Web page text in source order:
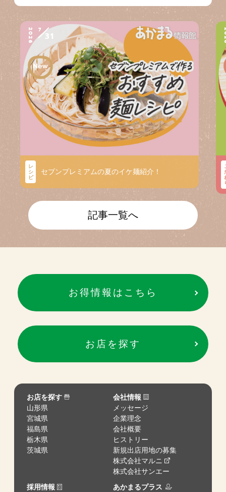
2026 7
31
レ
シ
ピ
セブンプレミアムの夏のイケ麺紹介！
記事一覧へ
お得情報はこちら
お店を探す
お店を探す
山形県
宮城県
福島県
栃木県
茨城県
会社情報
メッセージ
企業理念
会社概要
ヒストリー
新規出店用地の募集
株式会社マルニ
株式会社サンエー
採用情報
あかまるプラス